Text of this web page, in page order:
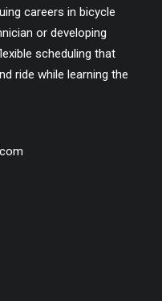
careers in bicycle
or developing
scheduling that
ride while learning the